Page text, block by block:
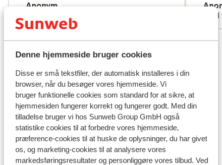
Denne hjemmeside bruger cookies
Disse er små tekstfiler, der automatisk installeres i din
browser, når du besøger vores hjemmeside. Vi
bruger funktionelle cookies som standard for at sikre, at
hjemmesiden fungerer korrekt og fungerer godt. Med din
tilladelse bruger vi hos Sunweb Group GmbH også
statistike cookies til at forbedre vores hjemmeside,
præference-cookies til at huske de oplysninger, du har givet
os, og marketing-cookies til at analysere vores
markedsføringsresultater og personliggøre vores tilbud. Ved
Anonym
Se alle 35 anmeldelser
Lokation
Se på kort